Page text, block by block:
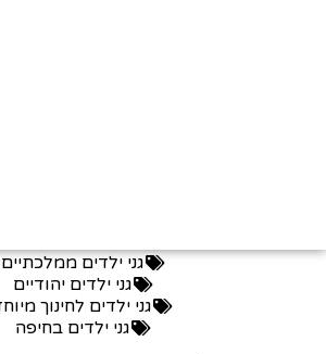
גני ילדים ממלכתיים
גני ילדים יהודיים
גני ילדים לחינוך מיוחד
גני ילדים בחיפה